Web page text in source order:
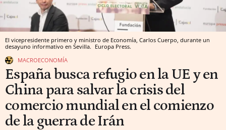
El vicepresidente primero y ministro de Economía, Carlos Cuerpo, durante un
desayuno informativo en Sevilla. Europa Press.
MACROECONOMÍA
España busca refugio en la UE y en
China para salvar la crisis del
comercio mundial en el comienzo
de la guerra de Irán